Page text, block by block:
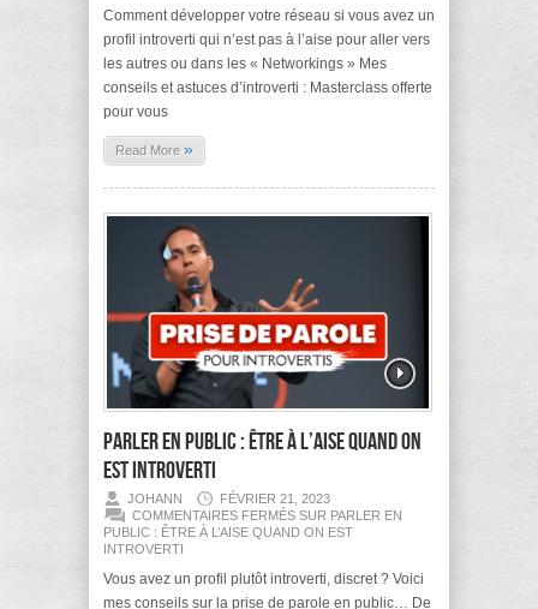
Comment développer votre réseau si vous avez un
profil introverti qui n’est pas à l’aise pour aller vers
les autres ou dans les « Networkings » Mes
conseils et astuces d’introverti : Masterclass offerte
pour vous
Read More »
Parler en public : Être à l’aise quand on
est introverti
JOHANN
FÉVRIER 21, 2023
COMMENTAIRES FERMÉS SUR PARLER EN
PUBLIC : ÊTRE À L’AISE QUAND ON EST
INTROVERTI
Vous avez un profil plutôt introverti, discret ? Voici
mes conseils sur la prise de parole en public… De